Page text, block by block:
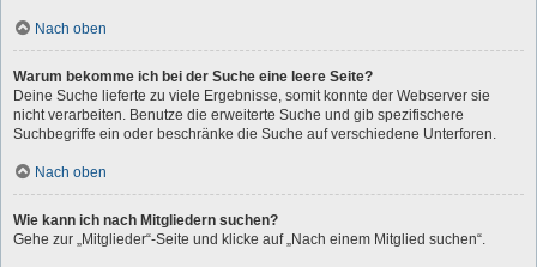
Nach oben
Warum bekomme ich bei der Suche eine leere Seite?
Deine Suche lieferte zu viele Ergebnisse, somit konnte der Webserver sie
nicht verarbeiten. Benutze die erweiterte Suche und gib spezifischere
Suchbegriffe ein oder beschränke die Suche auf verschiedene Unterforen.
Nach oben
Wie kann ich nach Mitgliedern suchen?
Gehe zur „Mitglieder“-Seite und klicke auf „Nach einem Mitglied suchen“.